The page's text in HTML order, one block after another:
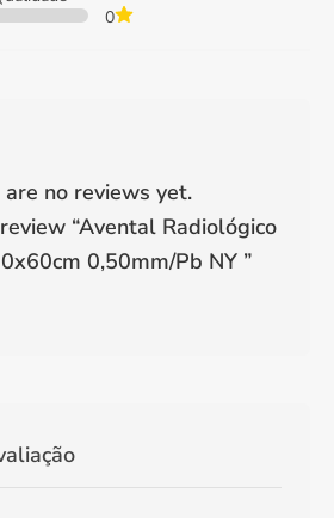
0
are no reviews yet.
“Avental Radiológico
0,50mm/Pb NY ”